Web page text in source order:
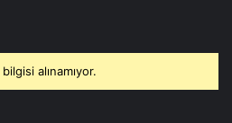
alınamıyor.